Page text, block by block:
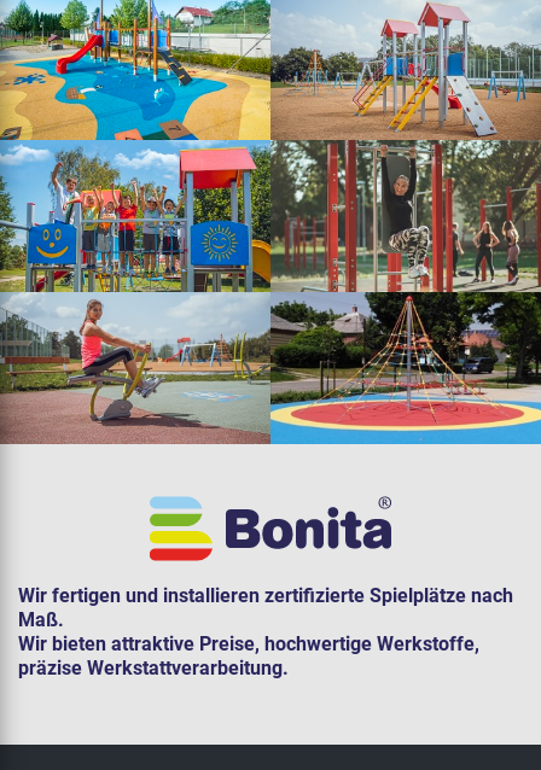
Wir fertigen und installieren zertifizierte Spielplätze nach
Maß.
Wir bieten attraktive Preise, hochwertige Werkstoffe,
präzise Werkstattverarbeitung.